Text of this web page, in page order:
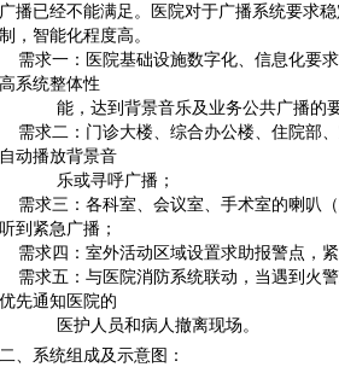
广播已经不能满足。医院对于广播系统要求
制，智能化程度高。
需求一：医院基础设施数字化、信息化要求
高系统整体性
能，达到背景音乐及业务公共广播的要
需求二：门诊大楼、综合办公楼、住院部、
自动播放背景音
乐或寻呼广播；
需求三：各科室、会议室、手术室的喇叭（
听到紧急广播；
需求四：室外活动区域设置求助报警点，紧
需求五：与医院消防系统联动，当遇到火警
优先通知医院的
医护人员和病人撤离现场。
二、系统组成及示意图：